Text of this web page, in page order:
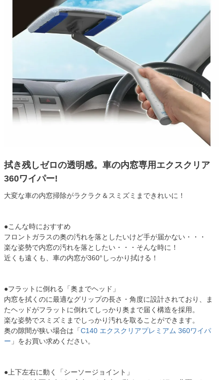
拭き残しゼロの透明感。車の内窓専用エクスクリア
360ワイパー!
大変な車の内窓掃除がラクラク＆スミズミまできれいに！
●こんな時におすすめ
フロントガラスの奥の汚れを落としたいけど手が届かない・・・
楽な姿勢で内窓の汚れを落としたい・・・そんな時に！
近くも遠くも、車の内窓が360°しっかり拭ける！
●フラットに倒れる「奥までヘッド」
内窓を拭くのに最適なグリップの長さ・角度に設計されており、ま
たヘッドがフラットに倒れてしっかり奥まで届く構造を採用。
楽な姿勢でスミズミまでしっかり汚れを取ることができます。
奥の隙間が狭い場合は「C140 エクスクリアプレミアム 360ワイパ
ー 」をお買い求めください。
●上下左右に動く「シーソージョイント」